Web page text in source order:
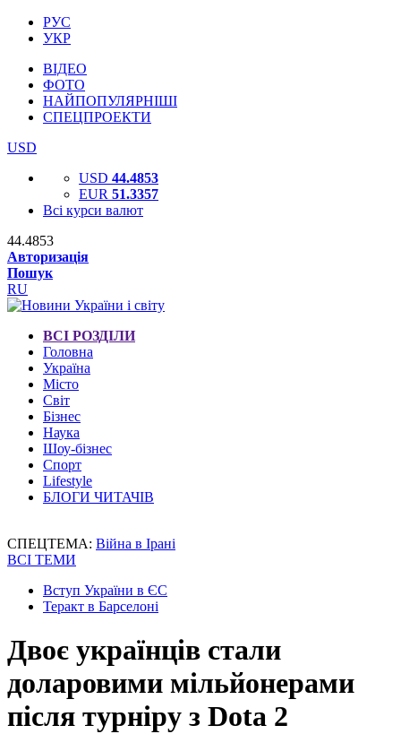
РУС
УКР
ВІДЕО
ФОТО
НАЙПОПУЛЯРНІШІ
СПЕЦПРОЕКТИ
USD
USD 44.4853
EUR 51.3357
Всі курси валют
44.4853
Авторизація
Пошук
RU
ВСІ РОЗДІЛИ
Головна
Україна
Місто
Світ
Бізнес
Наука
Шоу-бізнес
Спорт
Lifestyle
БЛОГИ ЧИТАЧІВ
СПЕЦТЕМА: Війна в Ірані
ВСІ ТЕМИ
Вступ України в ЄС
Теракт в Барселоні
Двоє українців стали
доларовими мільйонерами
після турніру з Dota 2